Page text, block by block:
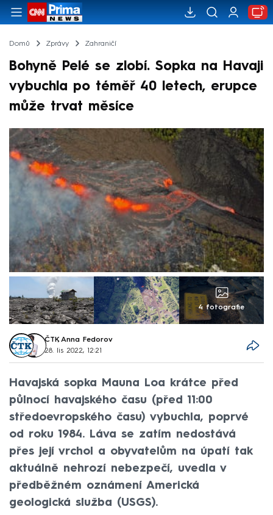
Domů Zprávy Zahraničí
Bohyně Pelé se zlobí. Sopka na Havaji
vybuchla po téměř 40 letech, erupce
může trvat měsíce
4 fotografie
ČTK, Anna Fedorov
28. lis 2022, 12:21
Havajská sopka Mauna Loa krátce před
půlnocí havajského času (před 11:00
středoevropského času) vybuchla, poprvé
od roku 1984. Láva se zatím nedostává
přes její vrchol a obyvatelům na úpatí tak
aktuálně nehrozí nebezpečí, uvedla v
předběžném oznámení Americká
geologická služba (USGS).